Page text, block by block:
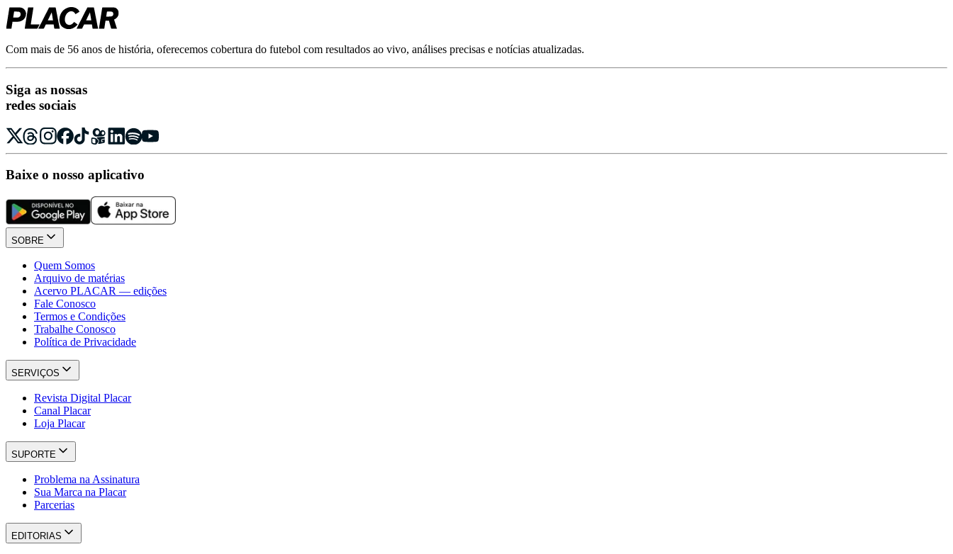
Com mais de 56 anos de história, oferecemos cobertura do futebol com resultados ao vivo, análises precisas e notícias atualizadas.
Siga as nossas
redes sociais
Baixe o nosso aplicativo
SOBRE
Quem Somos
Arquivo de matérias
Acervo PLACAR — edições
Fale Conosco
Termos e Condições
Trabalhe Conosco
Política de Privacidade
SERVIÇOS
Revista Digital Placar
Canal Placar
Loja Placar
SUPORTE
Problema na Assinatura
Sua Marca na Placar
Parcerias
EDITORIAS